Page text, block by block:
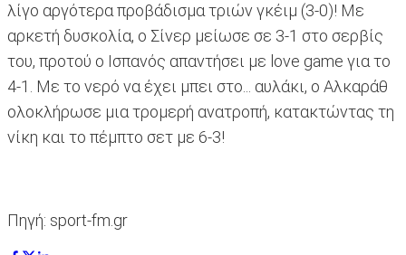
λίγο αργότερα προβάδισμα τριών γκέιμ (3-0)! Με
αρκετή δυσκολία, ο Σίνερ μείωσε σε 3-1 στο σερβίς
του, προτού ο Ισπανός απαντήσει με love game για το
4-1. Με το νερό να έχει μπει στο... αυλάκι, ο Αλκαράθ
ολοκλήρωσε μια τρομερή ανατροπή, κατακτώντας τη
νίκη και το πέμπτο σετ με 6-3!
Πηγή: sport-fm.gr